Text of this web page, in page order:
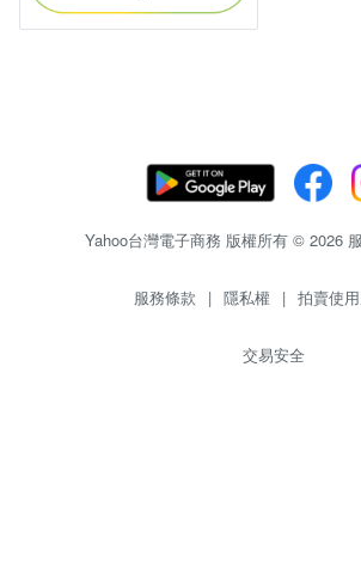
Yahoo台灣電子商務 版權所有 © 2026
服務條款 | 隱私權 | 拍賣使
交易安全